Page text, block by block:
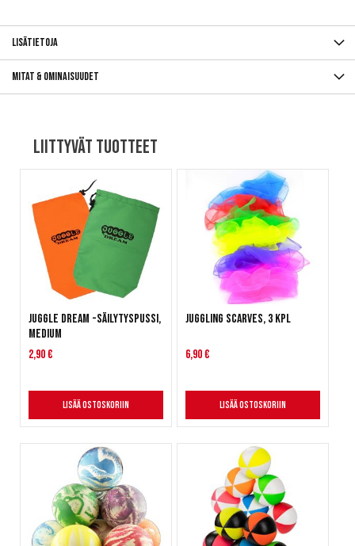
Lisätietoja
Mitat & ominaisuudet
Liittyvät tuotteet
Juggle Dream -säilytyspussi,
Medium
2,90 €
Lisää ostoskoriin
Juggling Scarves, 3 kpl
6,90 €
Lisää ostoskoriin